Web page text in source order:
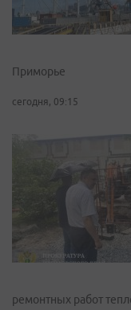
Приморье
сегодня, 09:15
ремонтных работ